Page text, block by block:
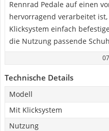
Rennrad Pedale auf einen
hervorragend verarbeitet
Klicksystem einfach
die Nutzung passende
Technische Details
Modell
Mit Klicksystem
Nutzung